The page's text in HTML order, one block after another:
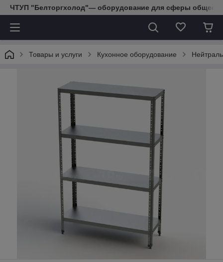
ЧТУП "Белторгхолод"— оборудование для сферы
Товары и услуги Кухонное оборудование